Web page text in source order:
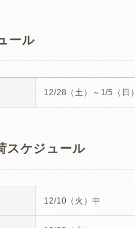
ール
12/28（土）～1/5（日
スケジュール
12/10（火）中